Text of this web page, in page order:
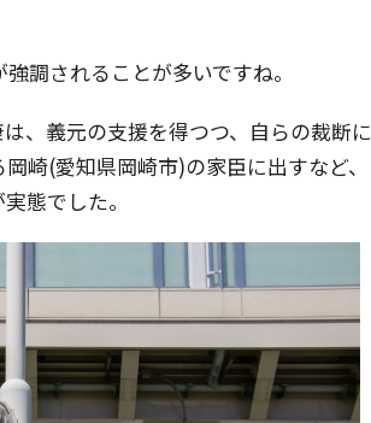
強調されることが多いですね。
、義元の支援を得つつ、自らの裁断に
崎(愛知県岡崎市)の家臣に出すなど、
態でした。